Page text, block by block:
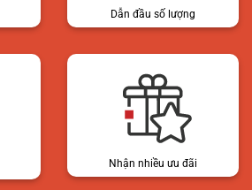
Dẫn đầu số lượng
Nhận nhiều ưu đãi